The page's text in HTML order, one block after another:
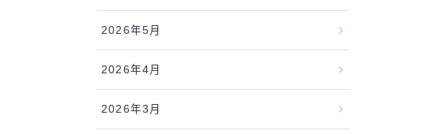
2026年5月
2026年4月
2026年3月